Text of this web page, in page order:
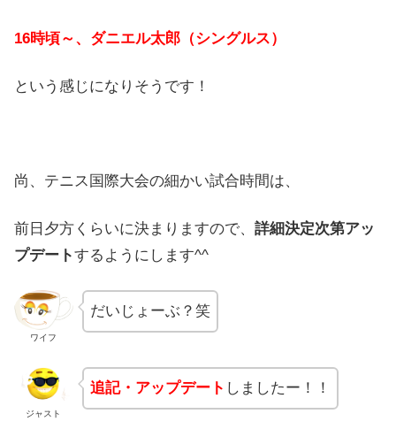
16時頃～、ダニエル太郎（シングルス）
という感じになりそうです！
尚、テニス国際大会の細かい試合時間は、
前日夕方くらいに決まりますので、 詳細決定次第アッ
プデートするようにします^^
ワイフ
だいじょーぶ？笑
ジャスト
追記・アップデート しましたー！！